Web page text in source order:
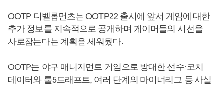
OOTP 디벨롭먼츠는 OOTP22 출시에 앞서 게임에 대한
추가 정보를 지속적으로 공개하며 게이머들의 시선을
사로잡는다는 계획을 세워뒀다.
OOTP는 야구 매니지먼트 게임으로 방대한 선수·코치
데이터와 룰5드래프트, 여러 단계의 마이너리그 등 사실